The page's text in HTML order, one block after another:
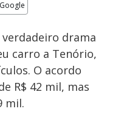
verdadeiro drama
carro a Tenório,
O acordo
R$ 42 mil, mas
mil.